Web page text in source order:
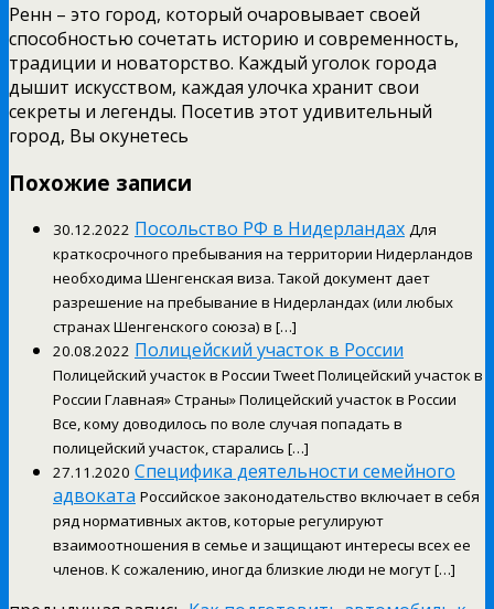
Ренн – это город, который очаровывает своей
способностью сочетать историю и современность,
традиции и новаторство. Каждый уголок города
дышит искусством, каждая улочка хранит свои
секреты и легенды. Посетив этот удивительный
город, Вы окунетесь
Похожие записи
30.12.2022 Посольство РФ в Нидерландах Для
краткосрочного пребывания на территории Нидерландов
необходима Шенгенская виза. Такой документ дает
разрешение на пребывание в Нидерландах (или любых
странах Шенгенского союза) в […]
20.08.2022 Полицейский участок в России
Полицейский участок в России Tweet Полицейский участок в
России Главная» Страны» Полицейский участок в России
Все, кому доводилось по воле случая попадать в
полицейский участок, старались […]
27.11.2020 Специфика деятельности семейного
адвоката Российское законодательство включает в себя
ряд нормативных актов, которые регулируют
взаимоотношения в семье и защищают интересы всех ее
членов. К сожалению, иногда близкие люди не могут […]